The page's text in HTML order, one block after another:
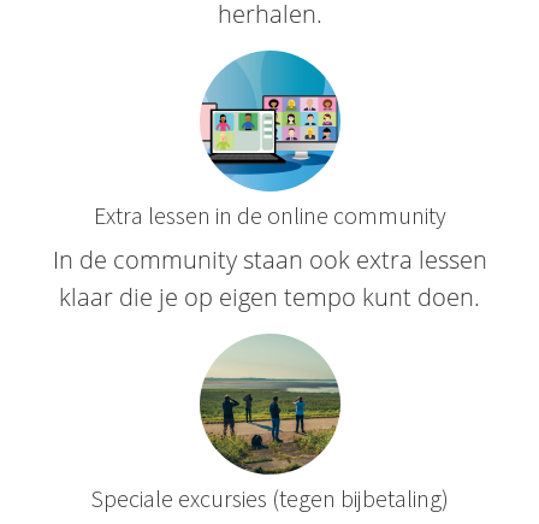
herhalen.
Extra lessen in de online community
In de community staan ook extra lessen
klaar die je op eigen tempo kunt doen.
Speciale excursies (tegen bijbetaling)